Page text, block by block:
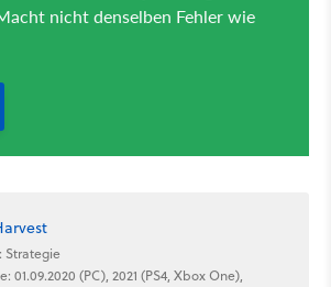
Strategie
01.09.2020 (PC), 2021 (PS4, Xbox One),